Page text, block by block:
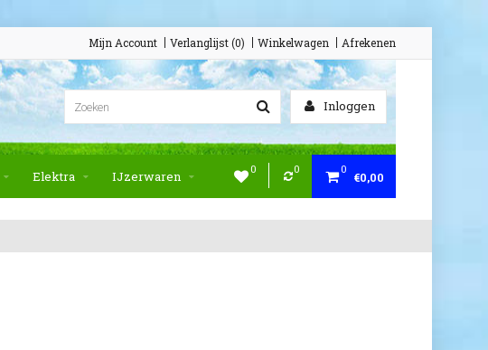
Mijn Account Verlanglijst (0) Winkelwagen Afrekenen
Inloggen
0 0 0
€0,00
Elektra IJzerwaren